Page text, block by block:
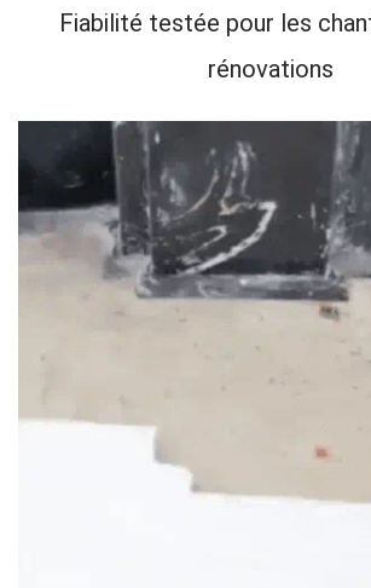
Fiabilité testée pour les
rénovations